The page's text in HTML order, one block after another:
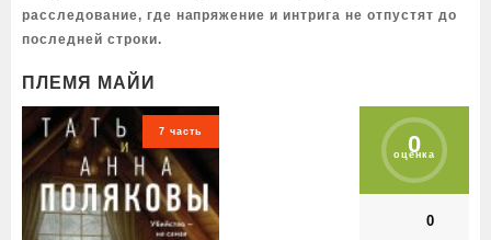
расследование, где напряжение и интрига не отпустят до
последней строки.
ПЛЕМЯ МАЙИ
7 часть 0
оценка
0